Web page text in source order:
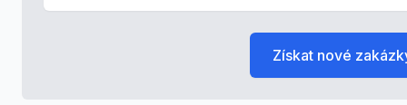
Získat nové